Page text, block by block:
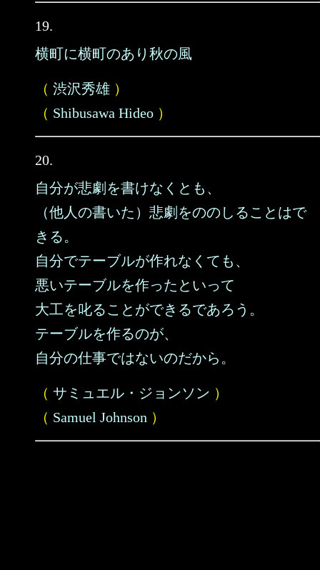
19.
横町に横町のあり秋の風
（ 渋沢秀雄 ）
（ Shibusawa Hideo ）
20.
自分が悲劇を書けなくとも、
（他人の書いた）悲劇をののしることはで
きる。
自分でテーブルが作れなくても、
悪いテーブルを作ったといって
大工を叱ることができるであろう。
テーブルを作るのが、
自分の仕事ではないのだから。
（ サミュエル・ジョンソン ）
（ Samuel Johnson ）